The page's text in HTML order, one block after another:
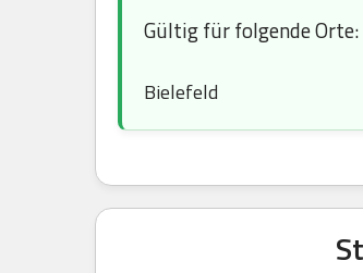
Gültig für folgende Orte:
Bielefeld